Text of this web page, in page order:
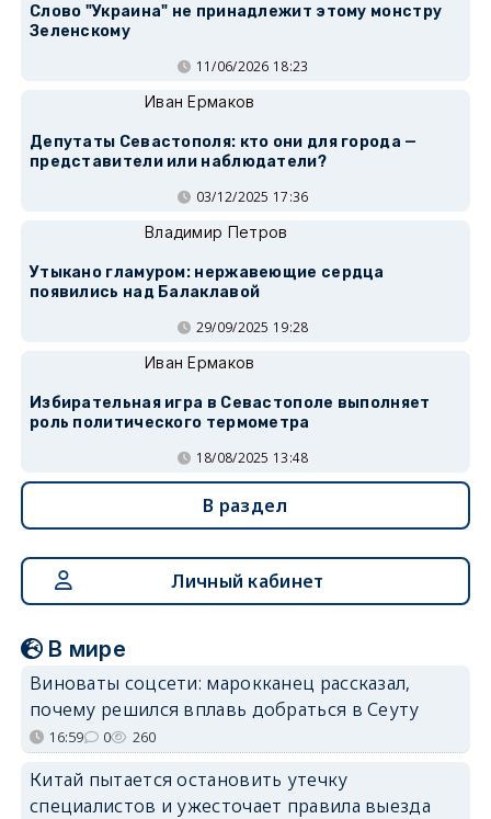
Слово "Украина" не принадлежит этому монстру
Зеленскому
11/06/2026 18:23
Иван Ермаков
Депутаты Севастополя: кто они для города —
представители или наблюдатели?
03/12/2025 17:36
Владимир Петров
Утыкано гламуром: нержавеющие сердца
появились над Балаклавой
29/09/2025 19:28
Иван Ермаков
Избирательная игра в Севастополе выполняет
роль политического термометра
18/08/2025 13:48
В раздел
Личный кабинет
В мире
Виноваты соцсети: марокканец рассказал,
почему решился вплавь добраться в Сеуту
16:59 0 260
Китай пытается остановить утечку
специалистов и ужесточает правила выезда